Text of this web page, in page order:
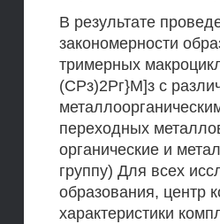
В результате
закономерности
тримерных
(СРз)2Рг}М]з с
переходных
органические и
группу) Для всех
образования, центр
характеристики